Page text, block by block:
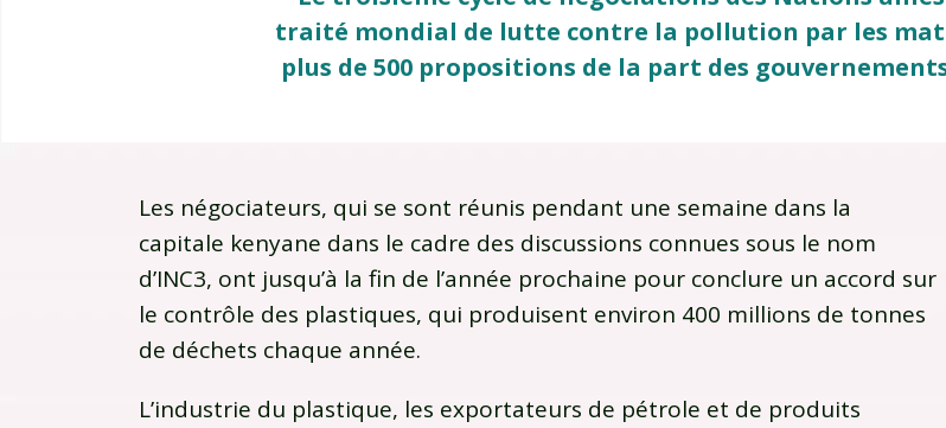
traité mondial de lutte contre la pollution par les
plus de 500 propositions de la part des
Les négociateurs, qui se sont réunis pendant une semaine dans la
capitale kenyane dans le cadre des discussions connues sous le nom
d’INC3, ont jusqu’à la fin de l’année prochaine pour conclure un accord sur
le contrôle des plastiques, qui produisent environ 400 millions de tonnes
de déchets chaque année.
L’industrie du plastique, les exportateurs de pétrole et de produits